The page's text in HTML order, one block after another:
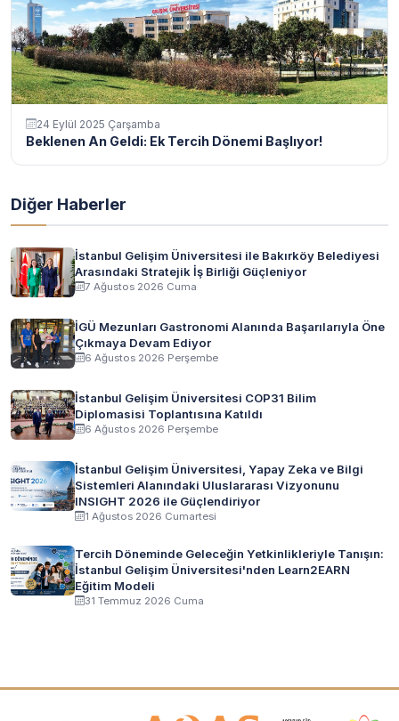
24 Eylül 2025 Çarşamba
Beklenen An Geldi: Ek Tercih Dönemi Başlıyor!
Diğer Haberler
İstanbul Gelişim Üniversitesi ile Bakırköy Belediyesi
Arasındaki Stratejik İş Birliği Güçleniyor
7 Ağustos 2026 Cuma
İGÜ Mezunları Gastronomi Alanında Başarılarıyla Öne
Çıkmaya Devam Ediyor
6 Ağustos 2026 Perşembe
İstanbul Gelişim Üniversitesi COP31 Bilim
Diplomasisi Toplantısına Katıldı
6 Ağustos 2026 Perşembe
İstanbul Gelişim Üniversitesi, Yapay Zeka ve Bilgi
Sistemleri Alanındaki Uluslararası Vizyonunu
INSIGHT 2026 ile Güçlendiriyor
1 Ağustos 2026 Cumartesi
Tercih Döneminde Geleceğin Yetkinlikleriyle Tanışın:
İstanbul Gelişim Üniversitesi'nden Learn2EARN
Eğitim Modeli
31 Temmuz 2026 Cuma